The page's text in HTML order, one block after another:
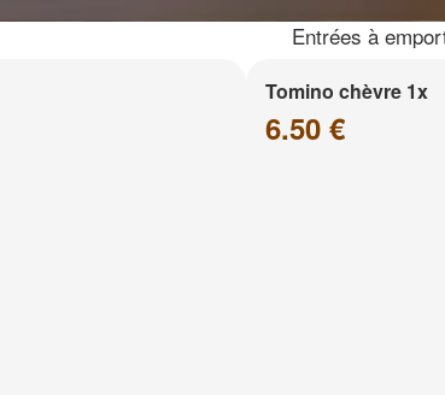
Entrées à
Tomino chèvre 1x
6.50 €